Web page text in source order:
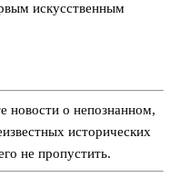
искусственным
новости о непознанном,
исторических
не пропустить.